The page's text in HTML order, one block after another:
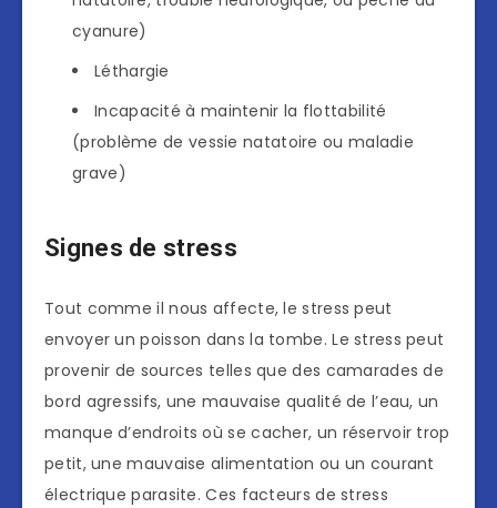
cyanure)
Léthargie
Incapacité à maintenir la flottabilité
(problème de vessie natatoire ou maladie
grave)
Signes de stress
Tout comme il nous affecte, le stress peut
envoyer un poisson dans la tombe. Le stress peut
provenir de sources telles que des camarades de
bord agressifs, une mauvaise qualité de l’eau, un
manque d’endroits où se cacher, un réservoir trop
petit, une mauvaise alimentation ou un courant
électrique parasite. Ces facteurs de stress